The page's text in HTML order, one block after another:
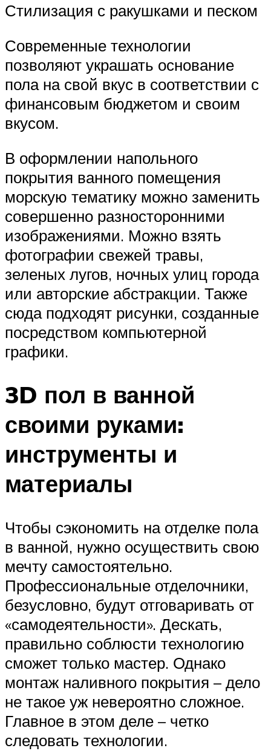
Стилизация с ракушками и песком
Современные технологии
позволяют украшать основание
пола на свой вкус в соответствии с
финансовым бюджетом и своим
вкусом.
В оформлении напольного
покрытия ванного помещения
морскую тематику можно заменить
совершенно разносторонними
изображениями. Можно взять
фотографии свежей травы,
зеленых лугов, ночных улиц города
или авторские абстракции. Также
сюда подходят рисунки, созданные
посредством компьютерной
графики.
3D пол в ванной
своими руками:
инструменты и
материалы
Чтобы сэкономить на отделке пола
в ванной, нужно осуществить свою
мечту самостоятельно.
Профессиональные отделочники,
безусловно, будут отговаривать от
«самодеятельности». Дескать,
правильно соблюсти технологию
сможет только мастер. Однако
монтаж наливного покрытия – дело
не такое уж невероятно сложное.
Главное в этом деле – четко
следовать технологии.